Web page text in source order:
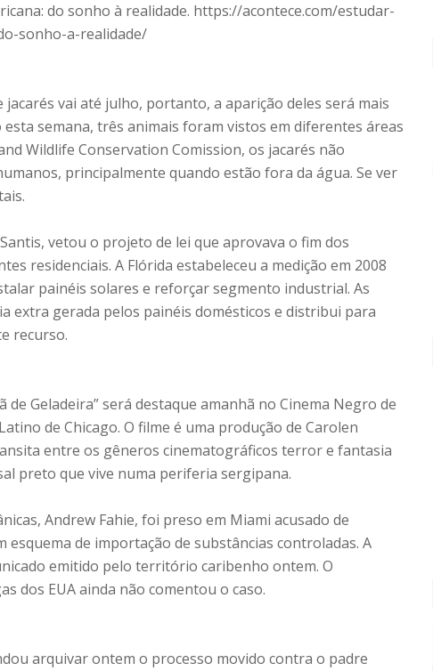
do sonho à realidade. https://acontece.com/estudar-
sonho-a-realidade/
jacarés vai até julho, portanto, a aparição deles será mais
semana, três animais foram vistos em diferentes áreas
Wildlife Conservation Comission, os jacarés não
principalmente quando estão fora da água. Se ver
vetou o projeto de lei que aprovava o fim dos
residenciais. A Flórida estabeleceu a medição em 2008
painéis solares e reforçar segmento industrial. As
extra gerada pelos painéis domésticos e distribui para
recurso.
Geladeira” será destaque amanhã no Cinema Negro de
de Chicago. O filme é uma produção de Carolen
entre os gêneros cinematográficos terror e fantasia
preto que vive numa periferia sergipana.
Andrew Fahie, foi preso em Miami acusado de
de importação de substâncias controladas. A
emitido pelo território caribenho ontem. O
dos EUA ainda não comentou o caso.
arquivar ontem o processo movido contra o padre